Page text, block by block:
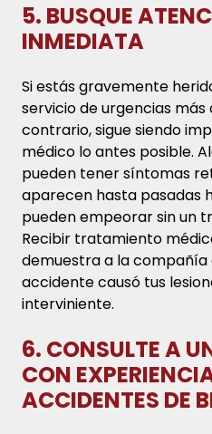
5. BUSQUE
INMEDIATA
Si estás gravemente
servicio de urgencias más
contrario, sigue siendo
médico lo antes posible.
pueden tener síntomas
aparecen hasta pasadas
pueden empeorar sin un
Recibir tratamiento
demuestra a la compañía
accidente causó tus
interviniente.
6. CONSULTE A
CON
ACCIDENTES DE